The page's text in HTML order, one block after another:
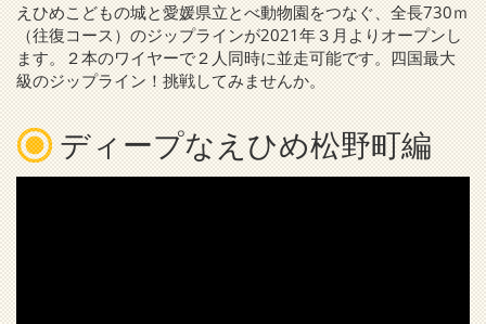
えひめこどもの城と愛媛県立とべ動物園をつなぐ、全長730ｍ
（往復コース）のジップラインが2021年３月よりオープンし
ます。２本のワイヤーで２人同時に並走可能です。四国最大
級のジップライン！挑戦してみませんか。
ディープなえひめ松野町編